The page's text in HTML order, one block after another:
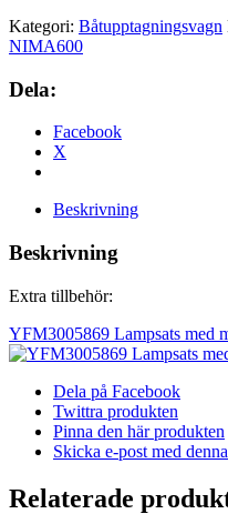
Kategori: Båtupptagningsvagn
NIMA600
Dela:
Facebook
X
Beskrivning
Beskrivning
Extra tillbehör:
YFM3005869 Lampsats med
Dela på Facebook
Twittra produkten
Pinna den här produkten
Skicka e-post med
Relaterade